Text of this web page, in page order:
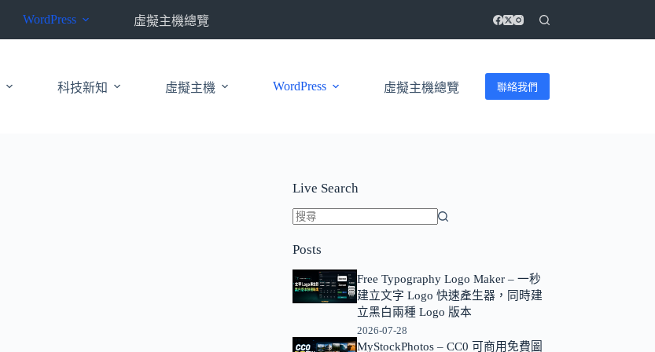
WordPress 虛擬主機總覽
科技新知 虛擬主機 WordPress 虛擬主機總覽 聯絡我們
Live Search
不
到
符
件
Posts
Free Typography Logo Maker – 一秒
建立文字 Logo 快速產生器，同時建
立黑白兩種 Logo 版本
2026-07-28
MyStockPhotos – CC0 可商用免費圖